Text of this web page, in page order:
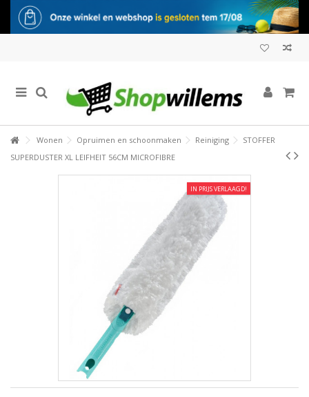
Wonen Opruimen en schoonmaken Reiniging
STOFFER
SUPERDUSTER XL LEIFHEIT 56CM MICROFIBRE
IN PRIJS VERLAAGD!